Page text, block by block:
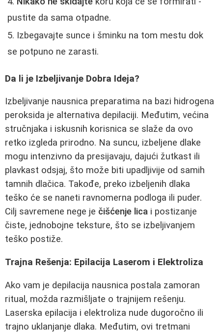
pustite da sama otpadne.
Izbegavajte sunce i šminku na tom mestu dok
se potpuno ne zarasti.
Da li je Izbeljivanje Dobra Ideja?
Izbeljivanje nausnica preparatima na bazi hidrogena
peroksida je alternativa depilaciji. Međutim, većina
stručnjaka i iskusnih korisnica se slaže da ovo
retko izgleda prirodno. Na suncu, izbeljene dlake
mogu intenzivno da presijavaju, dajući žutkast ili
plavkast odsjaj, što može biti upadljivije od samih
tamnih dlačica. Takođe, preko izbeljenih dlaka
teško će se naneti ravnomerna podloga ili puder.
Cilj savremene nege je čišćenje lica i postizanje
čiste, jednobojne teksture, što se izbeljivanjem
teško postiže.
Trajna Rešenja: Epilacija Laserom i Elektroliza
Ako vam je depilacija nausnica postala zamoran
ritual, možda razmišljate o trajnijem rešenju.
Laserska epilacija i elektroliza nude dugoročno ili
trajno uklanjanje dlaka. Međutim, ovi tretmani